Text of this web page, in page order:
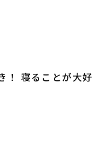
！ 寝ることが大好